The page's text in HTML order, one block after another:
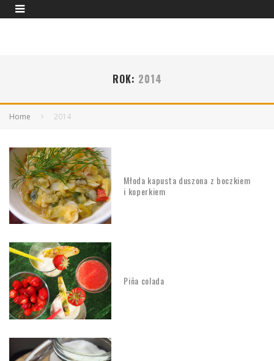
ROK: 2014
Home 2014
Młoda kapusta duszona z boczkiem
i koperkiem
Piña colada